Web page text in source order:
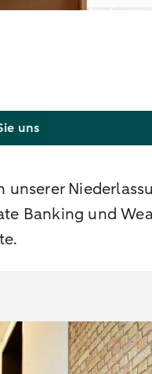
uns
Banking und